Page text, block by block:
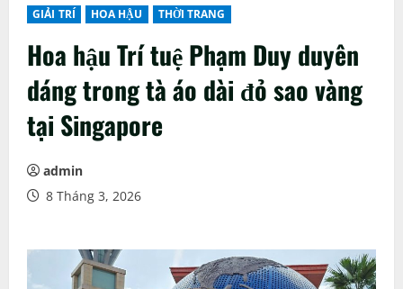
GIẢI TRÍ HOA HẬU THỜI TRANG
Hoa hậu Trí tuệ Phạm Duy duyên
dáng trong tà áo dài đỏ sao vàng
tại Singapore
admin
8 Tháng 3, 2026